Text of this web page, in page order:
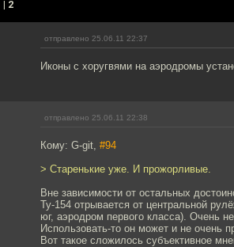
| 2
отправлено 25.06.11 22:37
Иконы с хоругвями на аэродромы
отправлено 25.06.11 22:38
Кому: G-git, #94
> Старенькие уже. И прожорливые.
Вне зависимости от остальных
Ту-154 отрывается от центральной
юг, аэродром первого класса). Очень
Использовать-то он может и не
Вот такое сложилось субъективное